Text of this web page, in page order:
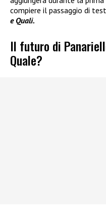
compiere il passaggio di
e Quali.
Il futuro di
Quale?